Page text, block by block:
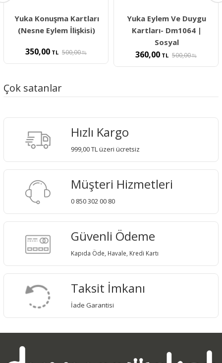
Yuka Konuşma Kartları
(Nesne Eylem İlişkisi)
350,00 TL 500,00TL
Yuka Eylem Ve Duygu
Kartları- Dm1064 |
Sosyal
360,00 TL 500,00TL
Çok satanlar
Hızlı Kargo
999,00 TL üzeri ücretsiz
Müşteri Hizmetleri
0 850 302 00 80
Güvenli Ödeme
Kapıda Öde, Havale, Kredi Kartı
Taksit İmkanı
İade Garantisi